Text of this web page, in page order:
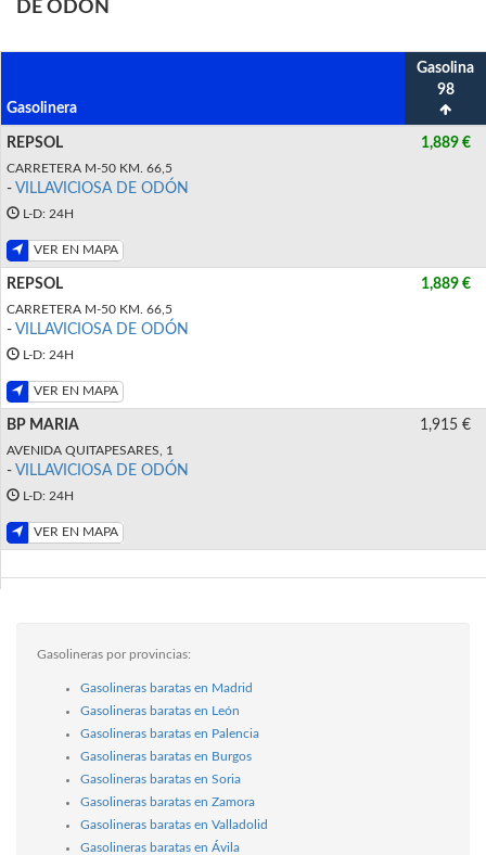
DE ODÓN
Gasolinera
Gasolina
98
REPSOL
CARRETERA M-50 KM. 66,5
- VILLAVICIOSA DE ODÓN
L-D: 24H
VER EN MAPA
1,889 €
REPSOL
CARRETERA M-50 KM. 66,5
- VILLAVICIOSA DE ODÓN
L-D: 24H
VER EN MAPA
1,889 €
BP MARIA
AVENIDA QUITAPESARES, 1
- VILLAVICIOSA DE ODÓN
L-D: 24H
VER EN MAPA
1,915 €
Gasolineras por provincias:
Gasolineras baratas en Madrid
Gasolineras baratas en León
Gasolineras baratas en Palencia
Gasolineras baratas en Burgos
Gasolineras baratas en Soria
Gasolineras baratas en Zamora
Gasolineras baratas en Valladolid
Gasolineras baratas en Ávila